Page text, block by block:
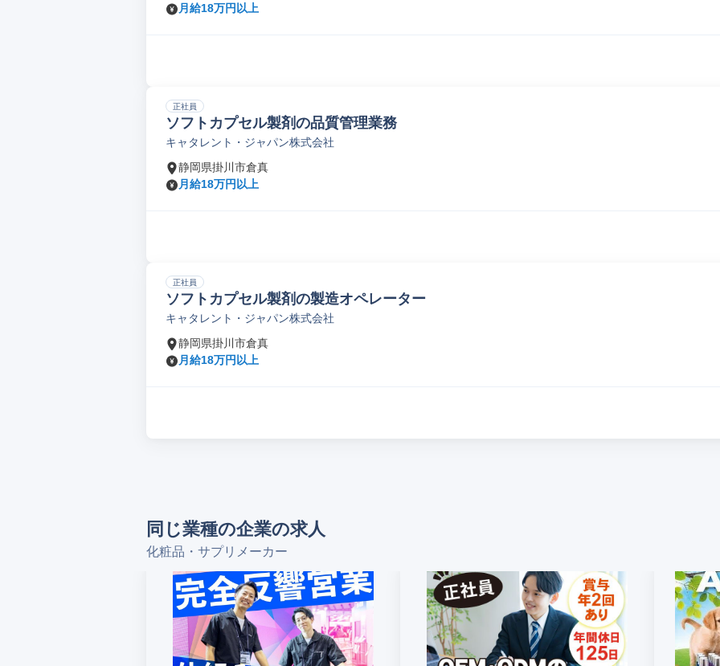
月給18万円以上
正社員
ソフトカプセル製剤の品質管理業務
キャタレント・ジャパン株式会社
静岡県掛川市倉真
月給18万円以上
正社員
ソフトカプセル製剤の製造オペレーター
キャタレント・ジャパン株式会社
静岡県掛川市倉真
月給18万円以上
同じ業種の企業の求人
化粧品・サプリメーカー